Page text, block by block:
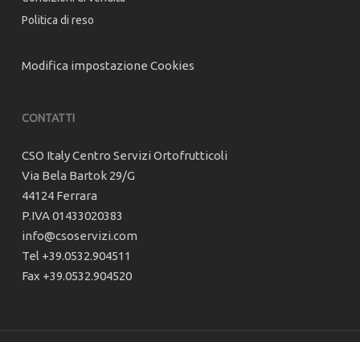
Politica di reso
Modifica impostazione Cookies
CONTATTI
CSO Italy Centro Servizi Ortofrutticoli
Via Bela Bartok 29/G
44124 Ferrara
P.IVA 01433020383
info@csoservizi.com
Tel +39.0532.904511
Fax +39.0532.904520